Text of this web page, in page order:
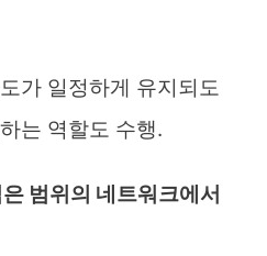
가 일정하게 유지되도
는 역할도 수행.
범위의 네트워크에서